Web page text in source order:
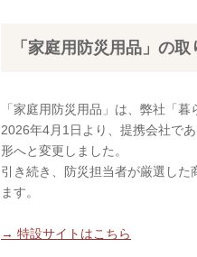
「家庭用防災用品」の
「家庭用防災用品」は、弊社「
2026年4月1日より、提携会社で
形へと変更しました。
引き続き、防災担当者が厳選し
ます。
→ 特設サイトはこちら